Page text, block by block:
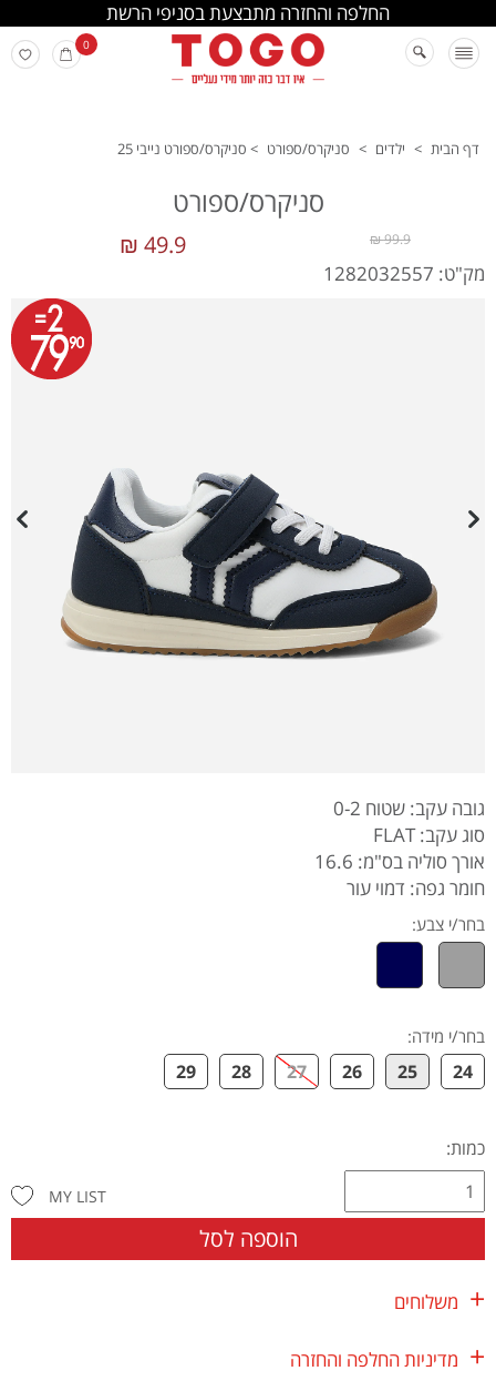
החלפה והחזרה מתבצעת בסניפי הרשת
0
דף הבית > ילדים > סניקרס/ספורט > סניקרס/ספורט נייבי 25
סניקרס/ספורט
49.9 ₪ 99.9 ₪
מק"ט: 1282032557
גובה עקב: שטוח 0-2
סוג עקב: FLAT
אורך סוליה בס"מ: 16.6
חומר גפה: דמוי עור
בחר/י צבע:
בחר/י מידה:
24
25
26
27
28
29
כמות:
הוספה לסל
MY LIST
משלוחים
מדיניות החלפה והחזרה